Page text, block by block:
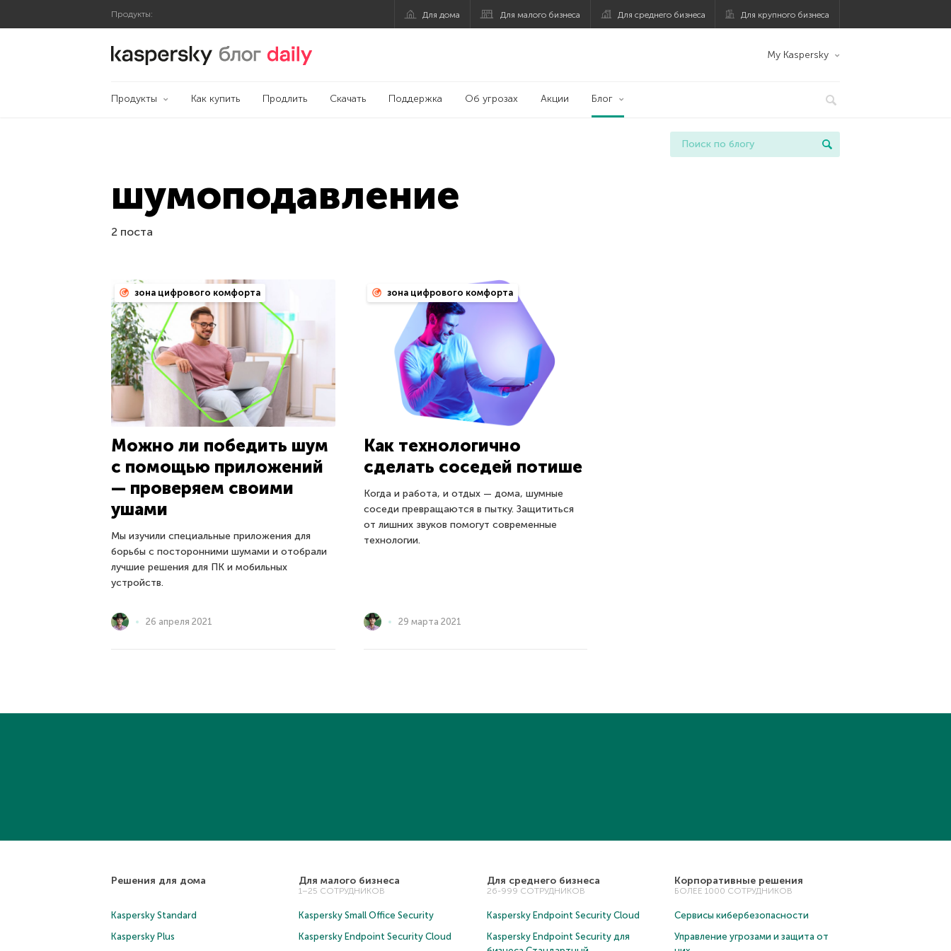
Продукты: Для дома Для малого бизнеса Для среднего бизнеса Для крупного бизнеса
Блог Касперского My Kaspersky
Продукты Как купить Продлить Скачать Поддержка Об угрозах Акции Блог
шумоподавление
2 поста
зона цифрового комфорта
Можно ли победить шум
с помощью приложений
— проверяем своими
ушами
Мы изучили специальные приложения для
борьбы с посторонними шумами и отобрали
лучшие решения для ПК и мобильных
устройств.
26 апреля 2021
зона цифрового комфорта
Как технологично
сделать соседей потише
Когда и работа, и отдых — дома, шумные
соседи превращаются в пытку. Защититься
от лишних звуков помогут современные
технологии.
29 марта 2021
Решения для дома
Kaspersky Standard
Kaspersky Plus
Для малого бизнеса
1–25 СОТРУДНИКОВ
Kaspersky Small Office Security
Kaspersky Endpoint Security Cloud
Для среднего бизнеса
26-999 СОТРУДНИКОВ
Kaspersky Endpoint Security Cloud
Kaspersky Endpoint Security для
Корпоративные решения
БОЛЕЕ 1000 СОТРУДНИКОВ
Сервисы кибербезопасности
Управление угрозами и защита от